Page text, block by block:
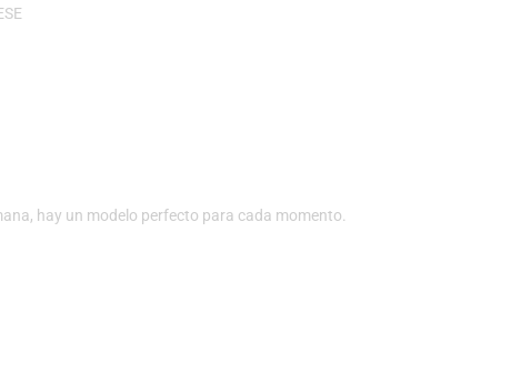
hay un modelo perfecto para cada momento.